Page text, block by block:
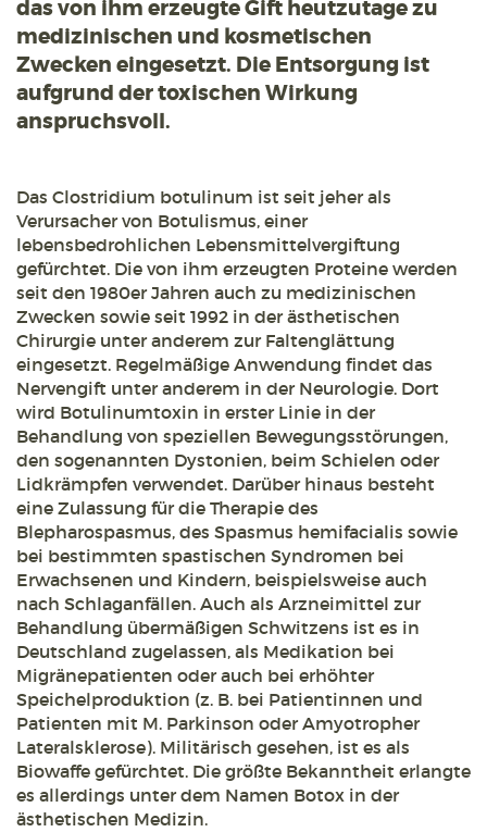
das von ihm erzeugte Gift heutzutage zu
medizinischen und kosmetischen
Zwecken eingesetzt. Die Entsorgung ist
aufgrund der toxischen Wirkung
anspruchsvoll.
Das Clostridium botulinum ist seit jeher als
Verursacher von Botulismus, einer
lebensbedrohlichen Lebensmittelvergiftung
gefürchtet. Die von ihm erzeugten Proteine werden
seit den 1980er Jahren auch zu medizinischen
Zwecken sowie seit 1992 in der ästhetischen
Chirurgie unter anderem zur Faltenglättung
eingesetzt. Regelmäßige Anwendung findet das
Nervengift unter anderem in der Neurologie. Dort
wird Botulinumtoxin in erster Linie in der
Behandlung von speziellen Bewegungsstörungen,
den sogenannten Dystonien, beim Schielen oder
Lidkrämpfen verwendet. Darüber hinaus besteht
eine Zulassung für die Therapie des
Blepharospasmus, des Spasmus hemifacialis sowie
bei bestimmten spastischen Syndromen bei
Erwachsenen und Kindern, beispielsweise auch
nach Schlaganfällen. Auch als Arzneimittel zur
Behandlung übermäßigen Schwitzens ist es in
Deutschland zugelassen, als Medikation bei
Migränepatienten oder auch bei erhöhter
Speichelproduktion (z. B. bei Patientinnen und
Patienten mit M. Parkinson oder Amyotropher
Lateralsklerose). Militärisch gesehen, ist es als
Biowaffe gefürchtet. Die größte Bekanntheit erlangte
es allerdings unter dem Namen Botox in der
ästhetischen Medizin.